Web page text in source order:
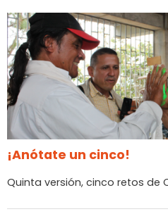
¡Anótate un cinco!
Quinta versión, cinco retos de